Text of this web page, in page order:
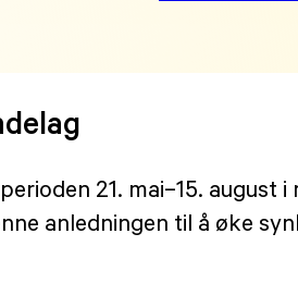
21. mai–15.
anledningen til å øke